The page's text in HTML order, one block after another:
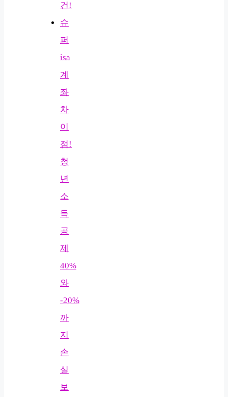
건!
슈
퍼
isa
계
좌
차
이
점!
청
년
소
득
공
제
40%
와
-20%
까
지
손
실
보